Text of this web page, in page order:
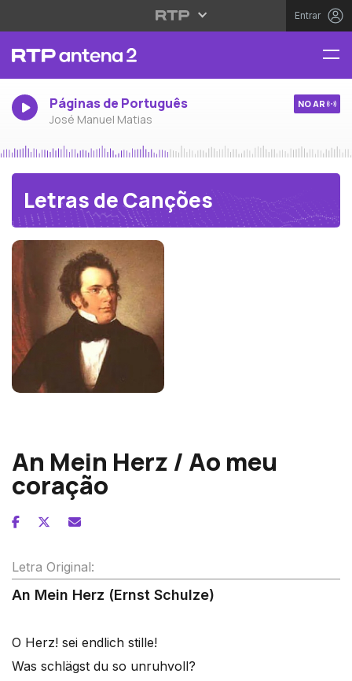
Entrar
Páginas de Português
José Manuel Matias
NO AR
Letras de Canções
An Mein Herz / Ao meu
coração
Letra Original:
An Mein Herz (Ernst Schulze)
O Herz! sei endlich stille!
Was schlägst du so unruhvoll?